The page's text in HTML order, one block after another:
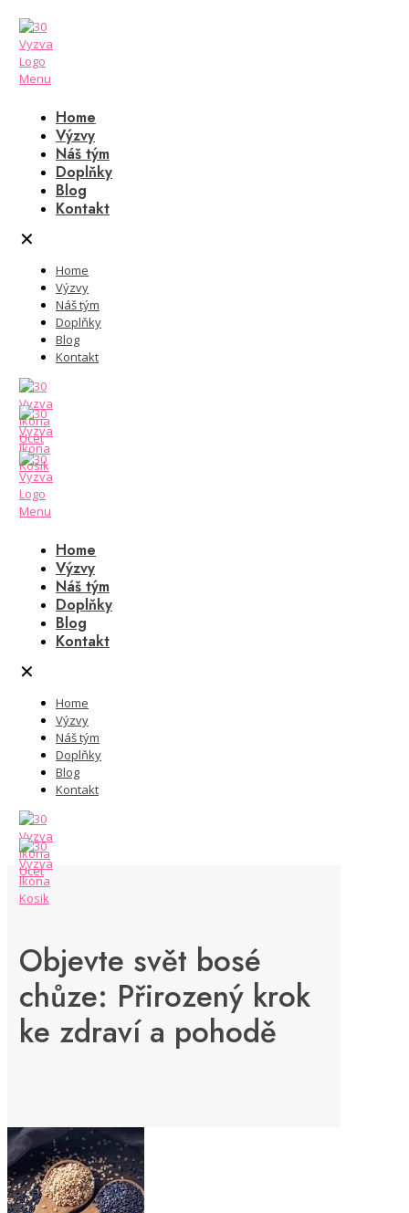
Home
Výzvy
Náš tým
Doplňky
Blog
Kontakt
✕
Home
Výzvy
Náš tým
Doplňky
Blog
Kontakt
Home
Výzvy
Náš tým
Doplňky
Blog
Kontakt
✕
Home
Výzvy
Náš tým
Doplňky
Blog
Kontakt
Objevte svět bosé
chůze: Přirozený krok
ke zdraví a pohodě